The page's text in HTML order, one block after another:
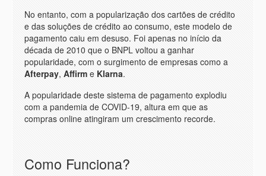
No entanto, com a popularização dos cartões de crédito
e das soluções de crédito ao consumo, este modelo de
pagamento caiu em desuso. Foi apenas no início da
década de 2010 que o BNPL voltou a ganhar
popularidade, com o surgimento de empresas como a
Afterpay, Affirm e Klarna.
A popularidade deste sistema de pagamento explodiu
com a pandemia de COVID-19, altura em que as
compras online atingiram um crescimento recorde.
Como Funciona?